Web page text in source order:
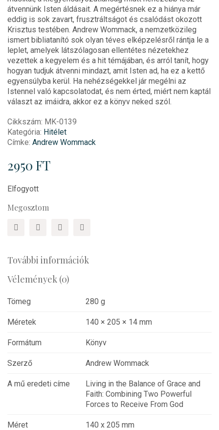
átvennünk Isten áldásait. A megértésnek ez a hiánya már
eddig is sok zavart, frusztráltságot és csalódást okozott
Krisztus testében. Andrew Wommack, a nemzetközileg
ismert bibliatanító sok olyan téves elképzelésről rántja le a
leplet, amelyek látszólagosan ellentétes nézetekhez
vezettek a kegyelem és a hit témájában, és arról tanít, hogy
hogyan tudjuk átvenni mindazt, amit Isten ad, ha ez a kettő
egyensúlyba kerül. Ha nehézségekkel jár megélni az
Istennel való kapcsolatodat, és nem érted, miért nem kaptál
választ az imáidra, akkor ez a könyv neked szól.
Cikkszám: MK-0139
Kategória: Hitélet
Címke: Andrew Wommack
2950 FT
Elfogyott
Megosztom
További információk
Vélemények (0)
Tömeg 280 g
Méretek 140 × 205 × 14 mm
Formátum Könyv
Szerző Andrew Wommack
A mű eredeti címe
Living in the Balance of Grace and
Faith: Combining Two Powerful
Forces to Receive From God
Méret 140 x 205 mm